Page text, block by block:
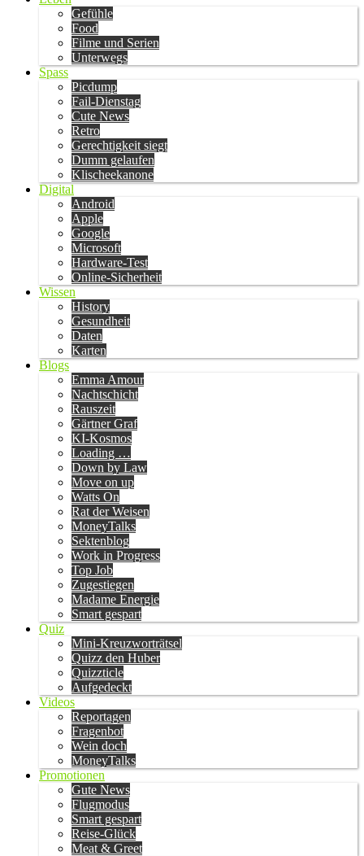
Gefühle
Food
Filme und Serien
Unterwegs
Spass
Picdump
Fail-Dienstag
Cute News
Retro
Gerechtigkeit siegt
Dumm gelaufen
Klischeekanone
Digital
Android
Apple
Google
Microsoft
Hardware-Test
Online-Sicherheit
Wissen
History
Gesundheit
Daten
Karten
Blogs
Emma Amour
Nachtschicht
Rauszeit
Gärtner Graf
KI-Kosmos
Loading …
Down by Law
Move on up
Watts On
Rat der Weisen
MoneyTalks
Sektenblog
Work in Progress
Top Job
Zugestiegen
Madame Energie
Smart gespart
Quiz
Mini-Kreuzworträtsel
Quizz den Huber
Quizzticle
Aufgedeckt
Videos
Reportagen
Fragenbot
Wein doch
MoneyTalks
Promotionen
Gute News
Flugmodus
Smart gespart
Reise-Glück
Meat & Greet